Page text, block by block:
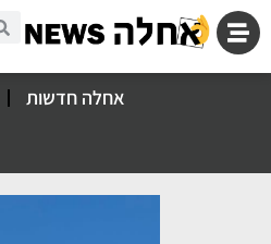
אחלה חדשות